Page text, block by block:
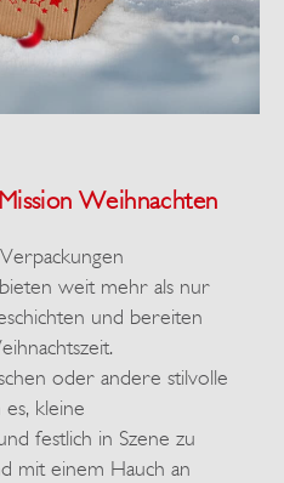
Weihnachten
weit mehr als nur
und bereiten
oder andere stilvolle
kleine
festlich in Szene zu
mit einem Hauch an